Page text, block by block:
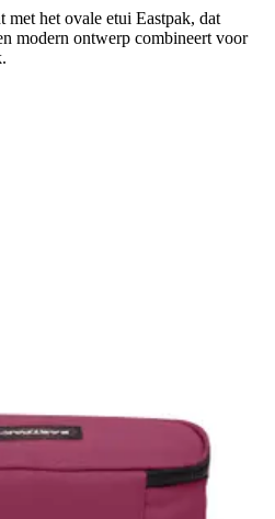
met het ovale etui Eastpak, dat
modern ontwerp combineert voor